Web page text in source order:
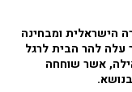
הישראלית ומבחינה
עלה להר הבית לרגל
אשר שוחחה